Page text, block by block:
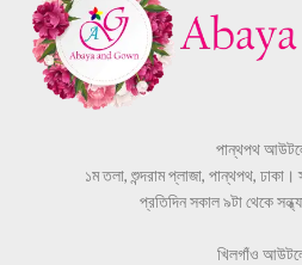
পান্থপথ
১ম তলা, শুন্দরাম প্লাজা, পান্থপথ, ঢাকা।
প্রতিদিন সকাল ৯টা থেকে
খিলগাঁও